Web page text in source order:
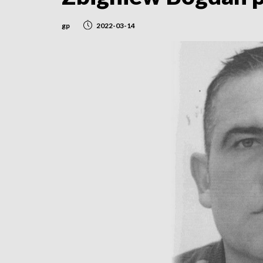
gp 2022-03-14